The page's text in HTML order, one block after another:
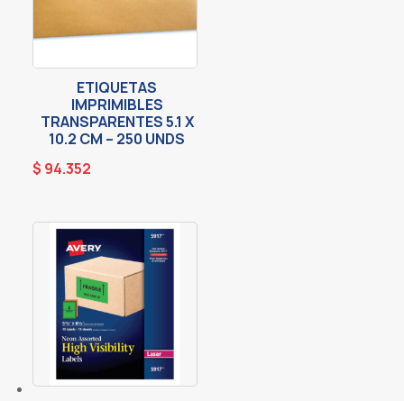
ETIQUETAS
IMPRIMIBLES
TRANSPARENTES 5.1 X
10.2 CM – 250 UNDS
$ 94.352